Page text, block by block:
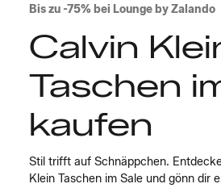
Bis zu -75% bei Lounge by Zalando
Calvin
Taschen
kaufen
Stil trifft auf Schnäppchen.
Klein Taschen im Sale und gönn dir